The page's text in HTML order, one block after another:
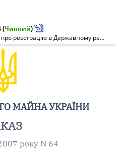
(Чинний)
Щодо анулювання свідоцтва про реєстрацію в Державному реєстрі оцінювачів
МАЙНА УКРАЇНИ
року N 64